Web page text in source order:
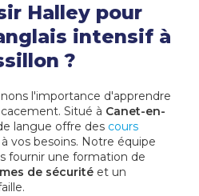
Halley pour
intensif à
?
l'importance d'apprendre
Situé à Canet-en-
langue offre des cours
vos besoins. Notre équipe
fournir une formation de
de sécurité et un